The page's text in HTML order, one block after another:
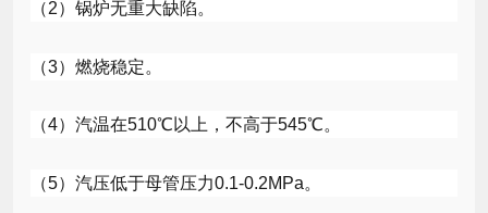
（2）锅炉无重大缺陷。
（3）燃烧稳定。
（4）汽温在510℃以上，不高于545℃。
（5）汽压低于母管压力0.1-0.2MPa。